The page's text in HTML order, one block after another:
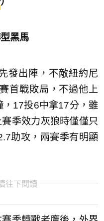
黑馬
發出陣，不敵紐約尼
首戰敗局，不過他上
17投6中拿17分，雖
季效力灰狼時僅僅只
助攻，兩賽季有明顯
往下閱讀